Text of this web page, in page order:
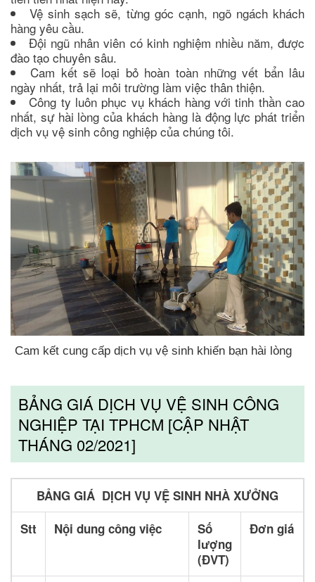
Vệ sinh sạch sẽ, từng góc cạnh, ngõ ngách khách
hàng yêu cầu.
Đội ngũ nhân viên có kinh nghiệm nhiều năm, được
đào tạo chuyên sâu.
Cam kết sẽ loại bỏ hoàn toàn những vết bẩn lâu
ngày nhất, trả lại môi trường làm việc thân thiện.
Công ty luôn phục vụ khách hàng với tinh thần cao
nhất, sự hài lòng của khách hàng là động lực phát triển
dịch vụ vệ sinh công nghiệp của chúng tôi.
Cam kết cung cấp dịch vụ vệ sinh khiến bạn hài lòng
BẢNG GIÁ DỊCH VỤ VỆ SINH CÔNG
NGHIỆP TẠI TPHCM [CẬP NHẬT
THÁNG 02/2021]
BẢNG GIÁ DỊCH VỤ VỆ SINH NHÀ XƯỞNG
Stt
Nội dung công việc
Số
lượng
(ĐVT)
Đơn giá